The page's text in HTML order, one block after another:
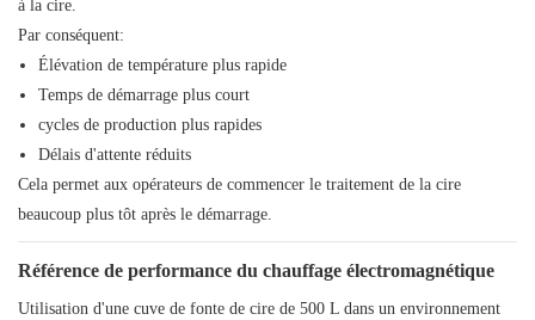
à la cire.
Par conséquent:
Élévation de température plus rapide
Temps de démarrage plus court
cycles de production plus rapides
Délais d'attente réduits
Cela permet aux opérateurs de commencer le traitement de la cire
beaucoup plus tôt après le démarrage.
Référence de performance du chauffage électromagnétique
Utilisation d'une cuve de fonte de cire de 500 L dans un environnement